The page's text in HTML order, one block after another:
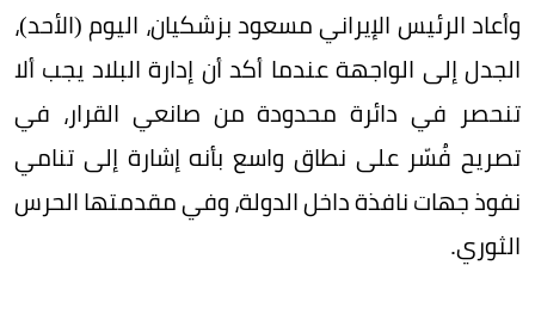
وأعاد الرئيس الإيراني مسعود بزشكيان، اليوم (الأحد)،
الجدل إلى الواجهة عندما أكد أن إدارة البلاد يجب ألا
تنحصر في دائرة محدودة من صانعي القرار، في
تصريح فُسّر على نطاق واسع بأنه إشارة إلى تنامي
نفوذ جهات نافذة داخل الدولة، وفي مقدمتها الحرس
الثوري.